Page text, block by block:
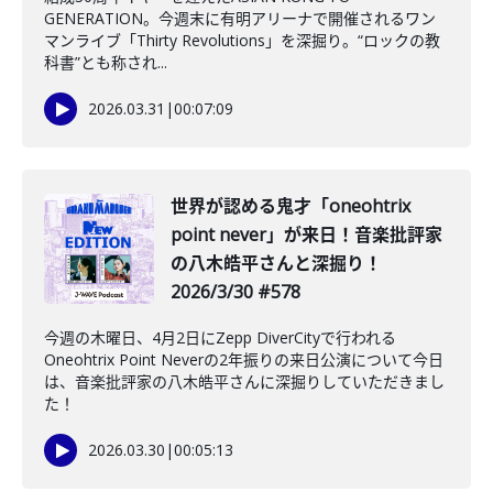
GENERATION。今週末に有明アリーナで開催されるワン
マンライブ「Thirty Revolutions」を深掘り。“ロックの教
科書”とも称され...
2026.03.31 |00:07:09
世界が認める鬼才「oneohtrix
point never」が来日！音楽批評家
の八木皓平さんと深掘り！
2026/3/30 #578
今週の木曜日、4月2日にZepp DiverCityで行われる
Oneohtrix Point Neverの2年振りの来日公演について今日
は、音楽批評家の八木皓平さんに深掘りしていただきまし
た！
2026.03.30 |00:05:13